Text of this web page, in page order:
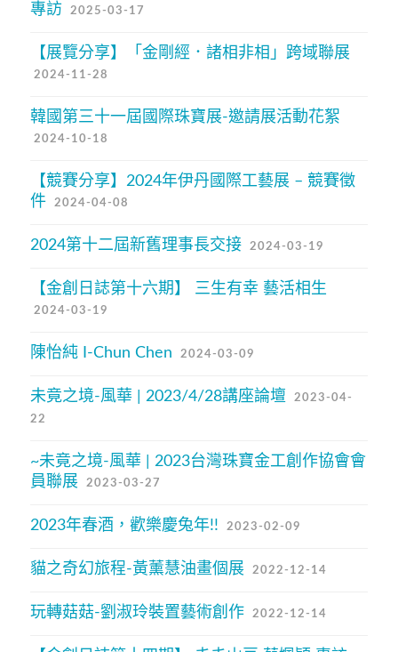
專訪
2025-03-17
【展覽分享】「金剛經．諸相非相」跨域聯展
2024-11-28
韓國第三十一屆國際珠寶展-邀請展活動花絮
2024-10-18
【競賽分享】2024年伊丹國際工藝展 – 競賽徵
件
2024-04-08
2024第十二屆新舊理事長交接 2024-03-19
【金創日誌第十六期】 三生有幸 藝活相生
2024-03-19
陳怡純 I-Chun Chen 2024-03-09
未竟之境-風華 | 2023/4/28講座論壇
2023-04-
22
~未竟之境-風華 | 2023台灣珠寶金工創作協會會
員聯展
2023-03-27
2023年春酒，歡樂慶兔年!! 2023-02-09
貓之奇幻旅程-黃薰慧油畫個展 2022-12-14
玩轉菇菇-劉淑玲裝置藝術創作 2022-12-14